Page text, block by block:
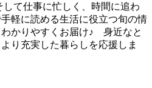
て仕事に忙しく、時間に追わ
軽に読める生活に役立つ旬の情
かりやすくお届け♪ 身近なと
り充実した暮らしを応援しま